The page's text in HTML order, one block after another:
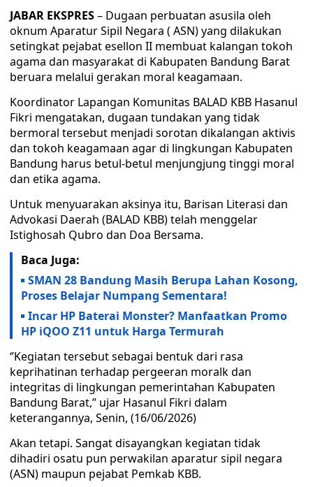
JABAR EKSPRES– Dugaan perbuatan asusila oleh
oknum Aparatur Sipil Negara ( ASN) yang dilakukan
setingkat pejabat esellon II membuat kalangan tokoh
agama dan masyarakat di Kabupaten Bandung Barat
beruara melalui gerakan moral keagamaan.
Koordinator Lapangan Komunitas BALAD KBB Hasanul
Fikri mengatakan, dugaan tundakan yang tidak
bermoral tersebut menjadi sorotan dikalangan aktivis
dan tokoh keagamaan agar di lingkungan Kabupaten
Bandung harus betul-betul menjungjung tinggi moral
dan etika agama.
Untuk menyuarakan aksinya itu, Barisan Literasi dan
Advokasi Daerah (BALAD KBB) telah menggelar
Istighosah Qubro dan Doa Bersama.
Baca Juga:
SMAN 28 Bandung Masih Berupa Lahan Kosong,
Proses Belajar Numpang Sementara!
Incar HP Baterai Monster? Manfaatkan Promo
HP iQOO Z11 untuk Harga Termurah
‘’Kegiatan tersebut sebagai bentuk dari rasa
keprihatinan terhadap pergeeran moralk dan
integritas di lingkungan pemerintahan Kabupaten
Bandung Barat,’’ ujar Hasanul Fikri dalam
keterangannya, Senin, (16/06/2026)
Akan tetapi. Sangat disayangkan kegiatan tidak
dihadiri osatu pun perwakilan aparatur sipil negara
(ASN) maupun pejabat Pemkab KBB.